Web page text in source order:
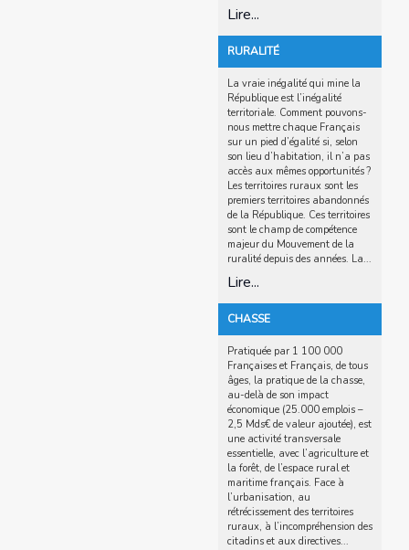
Lire...
RURALITÉ
La vraie inégalité qui mine la
République est l’inégalité
territoriale. Comment pouvons-
nous mettre chaque Français
sur un pied d’égalité si, selon
son lieu d’habitation, il n’a pas
accès aux mêmes opportunités ?
Les territoires ruraux sont les
premiers territoires abandonnés
de la République. Ces territoires
sont le champ de compétence
majeur du Mouvement de la
ruralité depuis des années. La...
Lire...
CHASSE
Pratiquée par 1 100 000
Françaises et Français, de tous
âges, la pratique de la chasse,
au-delà de son impact
économique (25.000 emplois –
2,5 Mds€ de valeur ajoutée), est
une activité transversale
essentielle, avec l’agriculture et
la forêt, de l’espace rural et
maritime français. Face à
l’urbanisation, au
rétrécissement des territoires
ruraux, à l’incompréhension des
citadins et aux directives...